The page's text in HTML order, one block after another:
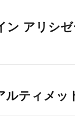
ン アリシ
ルティメッ